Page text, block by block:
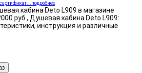
кабина Deto L909 в магазине
руб., Душевая кабина Deto L909:
инструкция и различные